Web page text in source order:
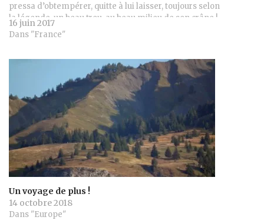
pressa d’obtempérer, quitte à lui laisser, toujours selon
la légende, un beau trou, au beau milieu de son crâne !
16 juin 2017
Dans "France"
Un voyage de plus !
14 octobre 2018
Dans "Europe"